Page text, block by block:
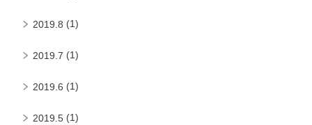
2019.8 (1)
2019.7 (1)
2019.6 (1)
2019.5 (1)